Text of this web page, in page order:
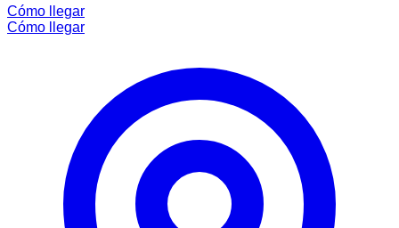
Cómo llegar
Cómo llegar